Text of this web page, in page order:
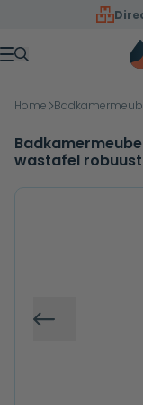
Overslaan naar
Menu
Home
wastafel
Vorige